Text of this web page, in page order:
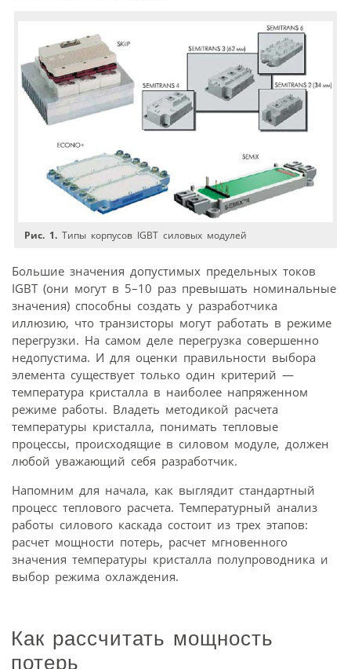
Рис. 1. Типы корпусов IGBT силовых модулей
Большие значения допустимых предельных токов
IGBT (они могут в 5–10 раз превышать номинальные
значения) способны создать у разработчика
иллюзию, что транзисторы могут работать в режиме
перегрузки. На самом деле перегрузка совершенно
недопустима. И для оценки правильности выбора
элемента существует только один критерий —
температура кристалла в наиболее напряженном
режиме работы. Владеть методикой расчета
температуры кристалла, понимать тепловые
процессы, происходящие в силовом модуле, должен
любой уважающий себя разработчик.
Напомним для начала, как выглядит стандартный
процесс теплового расчета. Температурный анализ
работы силового каскада состоит из трех этапов:
расчет мощности потерь, расчет мгновенного
значения температуры кристалла полупроводника и
выбор режима охлаждения.
Как рассчитать мощность
потерь